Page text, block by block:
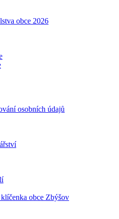
obce 2026
osobních údajů
obce Zbýšov